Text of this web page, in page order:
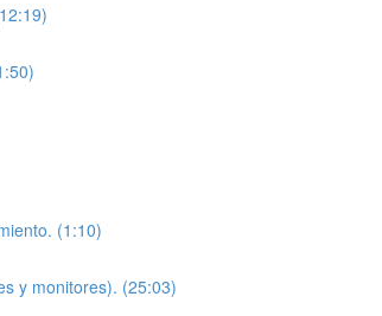
(1:10)
y monitores). (25:03)